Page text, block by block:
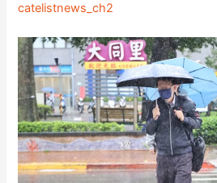
catelistnews_ch2